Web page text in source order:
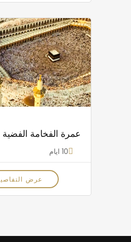
عمرة الفخامة الفضية
10 ايام
عرض